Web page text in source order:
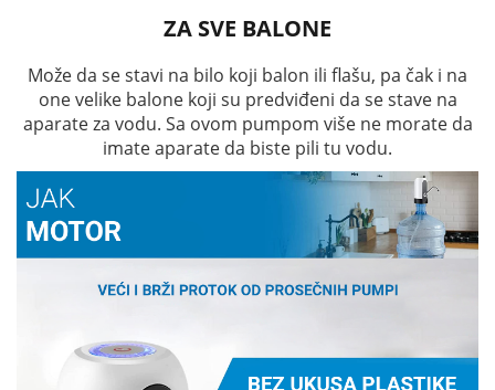
ZA SVE BALONE
Može da se stavi na bilo koji balon ili flašu, pa čak i na
one velike balone koji su predviđeni da se stave na
aparate za vodu. Sa ovom pumpom više ne morate da
imate aparate da biste pili tu vodu.